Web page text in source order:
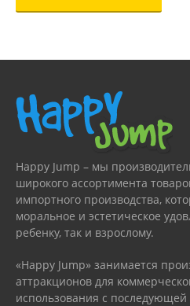
Happy Jump – мы
широкого ассортимента
импортного производства,
моральное и эстетическое
ребенку, так и взрослому.
«Happy Jump» занимается
аттракционов для
использования с последующей